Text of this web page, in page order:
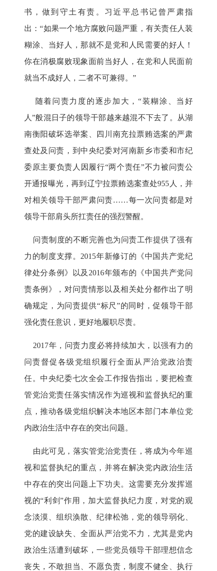
书，做到守土有责。习近平总书记曾严肃指
出：“如果一个地方腐败问题严重，有关责任人装
糊涂、当好人，那就不是党和人民需要的好人！
你在消极腐败现象面前当好人，在党和人民面前
就当不成好人，二者不可兼得。”
随着问责力度的逐步加大，“装糊涂、当好
人”般混日子的领导干部越来越混不下去了。从湖
南衡阳破坏选举案、四川南充拉票贿选案的严肃
查处及问责，到中央纪委对河南新乡市委和市纪
委原主要负责人因履行“两个责任”不力被问责公
开通报曝光，再到辽宁拉票贿选案查处955人，并
对相关领导干部严肃问责……每一次问责都是对
领导干部肩头所扛责任的强烈警醒。
问责制度的不断完善也为问责工作提供了强有
力的制度支撑。2015年新修订的《中国共产党纪
律处分条例》以及2016年颁布的《中国共产党问
责条例》，对问责情形以及相关处分都作出了明
确规定，为问责提供“标尺”的同时，促领导干部
强化责任意识，更好地履职尽责。
2017年，问责力度必将持续加大，以强有力的
问责督促各级党组织履行全面从严治党政治责
任。中央纪委七次全会工作报告指出，要把检查
管党治党责任落实情况作为巡视和监督执纪的重
点，推动各级党组织解决本地区本部门本单位党
内政治生活中存在的突出问题。
由此可见，落实管党治党责任，将成为今年巡
视和监督执纪的重点，并将在解决党内政治生活
中存在的突出问题上下功夫。这需要充分发挥巡
视的“利剑”作用，加大监督执纪力度，对党的观
念淡漠、组织涣散、纪律松弛，党的领导弱化、
党的建设缺失、全面从严治党不力，尤其是党内
政治生活遭到破坏，一些党员领导干部理想信念
丧失，不敢担当、不愿负责，制度不健全、执行